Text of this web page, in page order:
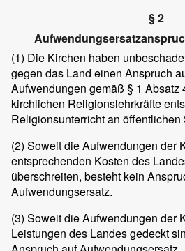
§ 2
(1) Die Kirchen haben
gegen das Land einen Anspruch
Aufwendungen gemäß § 1 Absatz
kirchlichen Religionslehrkräfte
Religionsunterricht an öffentlichen
(2) Soweit die Aufwendungen der
entsprechenden Kosten des
überschreiten, besteht kein
Aufwendungsersatz.
(3) Soweit die Aufwendungen der
Leistungen des Landes gedeckt